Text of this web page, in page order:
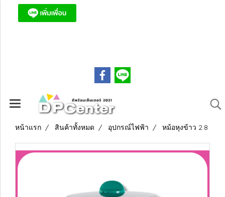
หน้าแรก สินค้าทั้งหมด อุปกรณ์ไฟฟ้า หม้อหุงข้าว 2.8